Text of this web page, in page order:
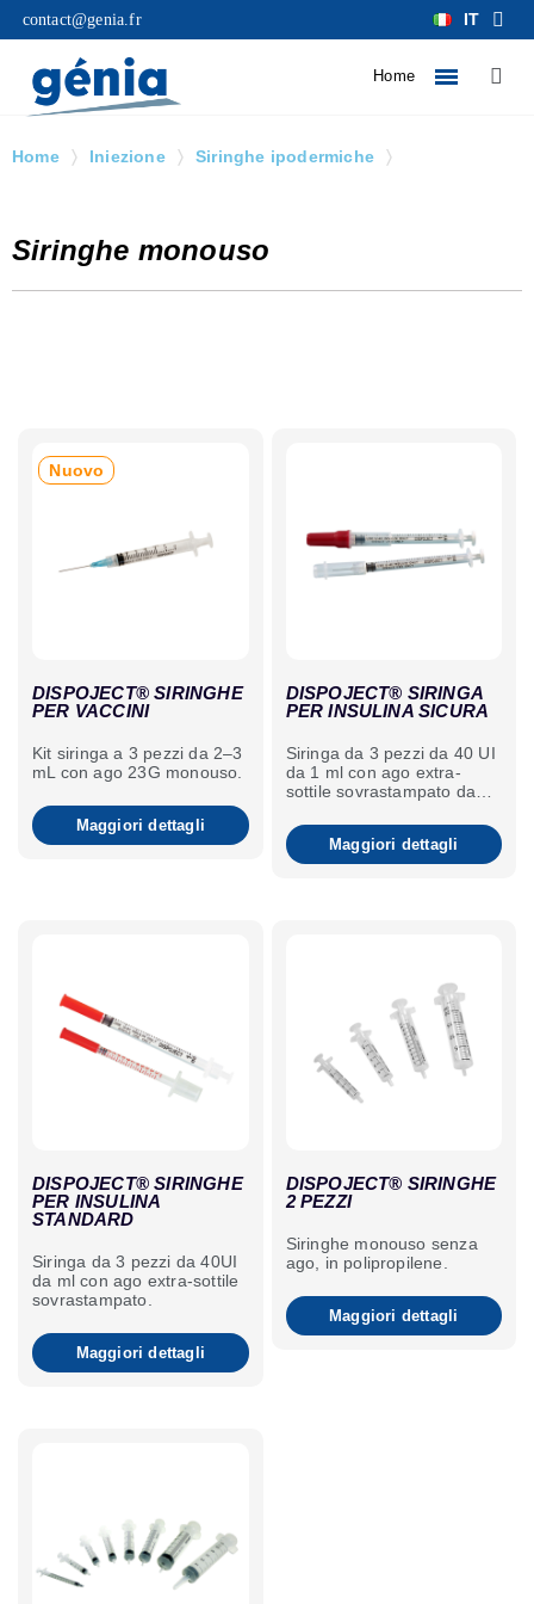
contact@genia.fr IT
Home
Home Iniezione
Siringhe ipodermiche
Siringhe monouso
Nuovo
DISPOJECT® SIRINGHE
PER VACCINI
Kit siringa a 3 pezzi da 2–3
mL con ago 23G monouso.
Maggiori dettagli
DISPOJECT® SIRINGA
PER INSULINA SICURA
Siringa da 3 pezzi da 40 UI
da 1 ml con ago extra-
sottile sovrastampato da
Maggiori dettagli
DISPOJECT® SIRINGHE
PER INSULINA
STANDARD
Siringa da 3 pezzi da 40UI
da ml con ago extra-sottile
sovrastampato.
Maggiori dettagli
DISPOJECT® SIRINGHE
2 PEZZI
Siringhe monouso senza
ago, in polipropilene.
Maggiori dettagli